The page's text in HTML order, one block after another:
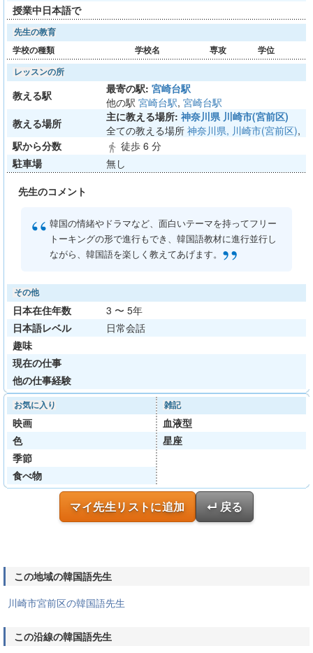
授業中日本語で
先生の教育
学校の種類 学校名 専攻 学位
レッスンの所
教える駅 最寄の駅: 宮崎台駅
他の駅 宮崎台駅, 宮崎台駅
教える場所
主に教える場所: 神奈川県 川崎市(宮前区)
全ての教える場所 神奈川県, 川崎市(宮前区),
駅から分数
directions_walk 徒歩 6 分
駐車場
無し
先生のコメント
“ 韓国の情緒やドラマなど、面白いテーマを持ってフリー
トーキングの形で進行もでき、韓国語教材に進行並行し
ながら、韓国語を楽しく教えてあげます。 ”
その他
日本在住年数
3 〜 5年
日本語レベル
日常会話
趣味
現在の仕事
他の仕事経験
お気に入り
映画
色
季節
食べ物
雑記
血液型
星座
マイ先生リストに追加 ↵ 戻る
この地域の韓国語先生
川崎市宮前区の韓国語先生
この沿線の韓国語先生